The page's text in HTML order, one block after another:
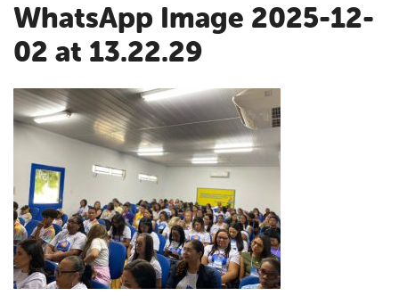
WhatsApp Image 2025-12-
02 at 13.22.29